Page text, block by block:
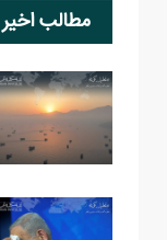
مطالب اخیر